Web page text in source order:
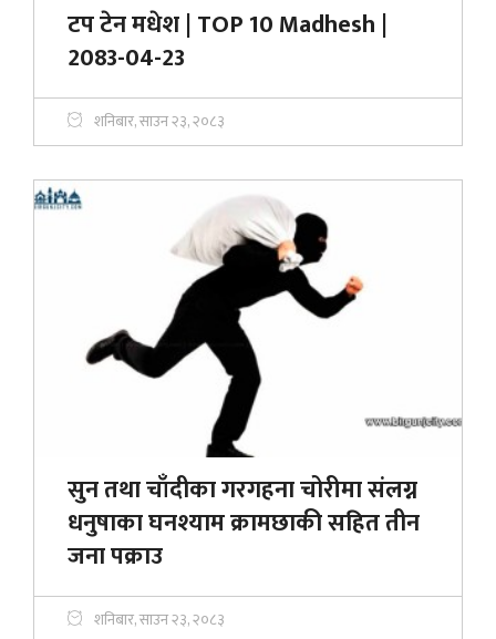
टप टेन मधेश | TOP 10 Madhesh |
2083-04-23
शनिबार, साउन २३, २०८३
सुन तथा चाँदीका गरगहना चोरीमा संलग्न
धनुषाका घनश्याम क्रामछाकी सहित तीन
जना पक्राउ
शनिबार, साउन २३, २०८३